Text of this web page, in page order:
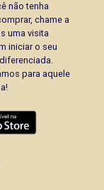
não tenha
chame a
uma visita
iniciar o seu
para aquele